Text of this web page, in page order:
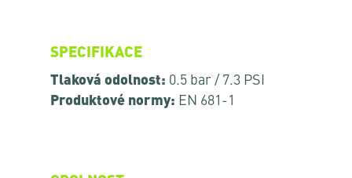
SPECIFIKACE
Tlaková odolnost: 0.5 bar / 7.3 PSI
Produktové normy: EN 681-1